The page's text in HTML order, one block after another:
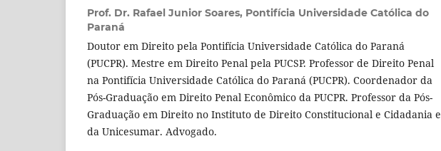
Prof. Dr. Rafael Junior Soares, Pontifícia Universidade Católica do
Paraná
Doutor em Direito pela Pontifícia Universidade Católica do Paraná
(PUCPR). Mestre em Direito Penal pela PUCSP. Professor de Direito Penal
na Pontifícia Universidade Católica do Paraná (PUCPR). Coordenador da
Pós-Graduação em Direito Penal Econômico da PUCPR. Professor da Pós-
Graduação em Direito no Instituto de Direito Constitucional e Cidadania e
da Unicesumar. Advogado.